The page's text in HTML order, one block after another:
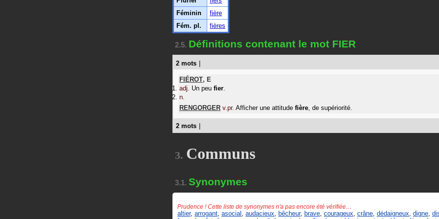
Féminin
fière
Fém. pl.
fières
2.5. Définitions contenant le mot FIER
2 mots
FIÉROT, E
adj. Un peu fier.
n.
RENGORGER v.pr. Afficher une attitude fière, de supériorité.
2 mots
3. Communs
3.1. Synonymes
Prudence ! Cette liste de synonymes n'a pas encore été vérifiée…
altier, arrogant asocial audacieux bêcheur, brave courageux crâne dédaigneux digne